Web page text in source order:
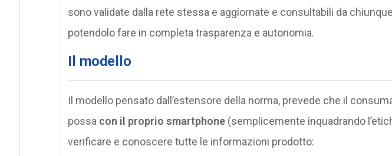
sono validate dalla rete stessa e aggiornate e consultabili da
potendolo fare in completa trasparenza e autonomia.
Il modello
Il modello pensato dall’estensore della norma, prevede che il
possa con il proprio smartphone(semplicemente inquadrando
verificare e conoscere tutte le informazioni prodotto: